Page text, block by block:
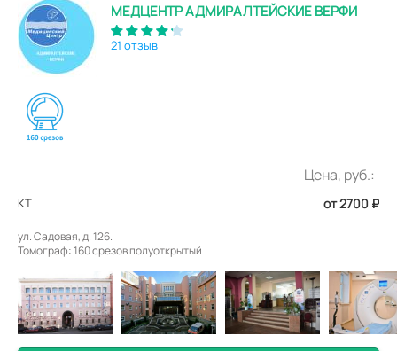
МЕДЦЕНТР АДМИРАЛТЕЙСКИЕ ВЕРФИ
21 отзыв
Цена, руб.:
КТ от 2700 ₽
ул. Садовая, д. 126.
Томограф: 160 срезов полуоткрытый